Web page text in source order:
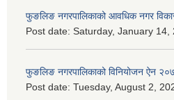
फुङलिङ नगरपालिकाको आवधिक नगर
Post date: Saturday, January 14,
फुङलिङ नगरपालिकाको विनियोजन ऐन
Post date: Tuesday, August 2,